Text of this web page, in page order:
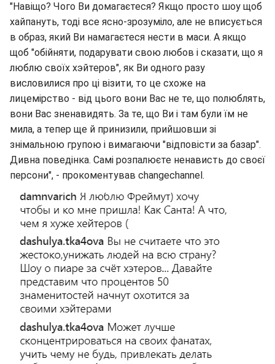
"Навіщо? Чого Ви домагаєтеся? Якщо просто шоу щоб
хайпануть, тоді все ясно-зрозуміло, але не вписується
в образ, який Ви намагаєтеся нести в маси. А якщо
щоб "обійняти, подарувати свою любов і сказати, що я
люблю своїх хэйтеров", як Ви одного разу
висловилися про ці візити, то це схоже на
лицемірство - від цього вони Вас не те, що полюблять,
вони Вас зненавидять. За те, що Ви і там були їм не
мила, а тепер ще й принизили, прийшовши зі
знімальною групою і вимагаючи "відповісти за базар".
Дивна поведінка. Самі розпалюєте ненависть до своєї
персони", - прокоментував changechannel.